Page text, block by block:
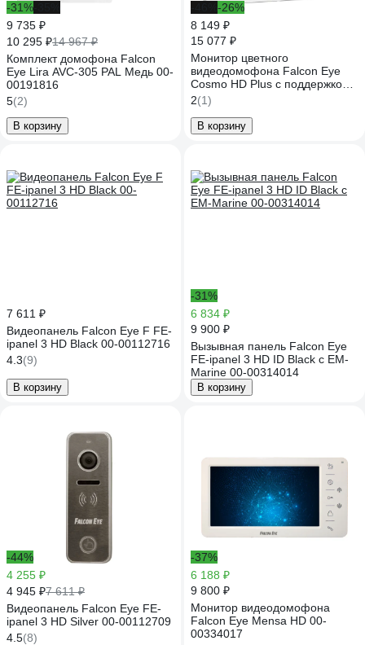
-31%
9 735 ₽
10 295 ₽14 967 ₽
Комплект домофона Falcon
Eye Lira AVC-305 PAL Медь 00-
00191816
5(2)
В корзину
-26%
8 149 ₽
15 077 ₽
Монитор цветного
видеодомофона Falcon Eye
Cosmo HD Plus с поддержкой
форматов 00-00182799
2(1)
В корзину
7 611 ₽
Видеопанель Falcon Eye F FE-
ipanel 3 HD Black 00-00112716
4.3(9)
В корзину
-31%
6 834 ₽
9 900 ₽
Вызывная панель Falcon Eye
FE-ipanel 3 HD ID Black с EM-
Marine 00-00314014
В корзину
-44%
4 255 ₽
4 945 ₽7 611 ₽
Видеопанель Falcon Eye FE-
ipanel 3 HD Silver 00-00112709
4.5(8)
-37%
6 188 ₽
9 800 ₽
Монитор видеодомофона
Falcon Eye Mensa HD 00-
00334017